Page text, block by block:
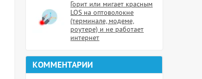
Горит или мигает красным
LOS на оптоволокне
(терминале, модеме,
роутере) и не работает
интернет
КОММЕНТАРИИ